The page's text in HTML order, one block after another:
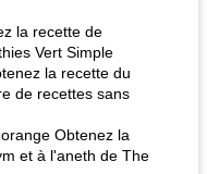
la recette de
Vert Simple
la recette du
de recettes sans
Obtenez la
et à l'aneth de The